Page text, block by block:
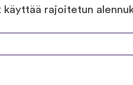
käyttää rajoitetun